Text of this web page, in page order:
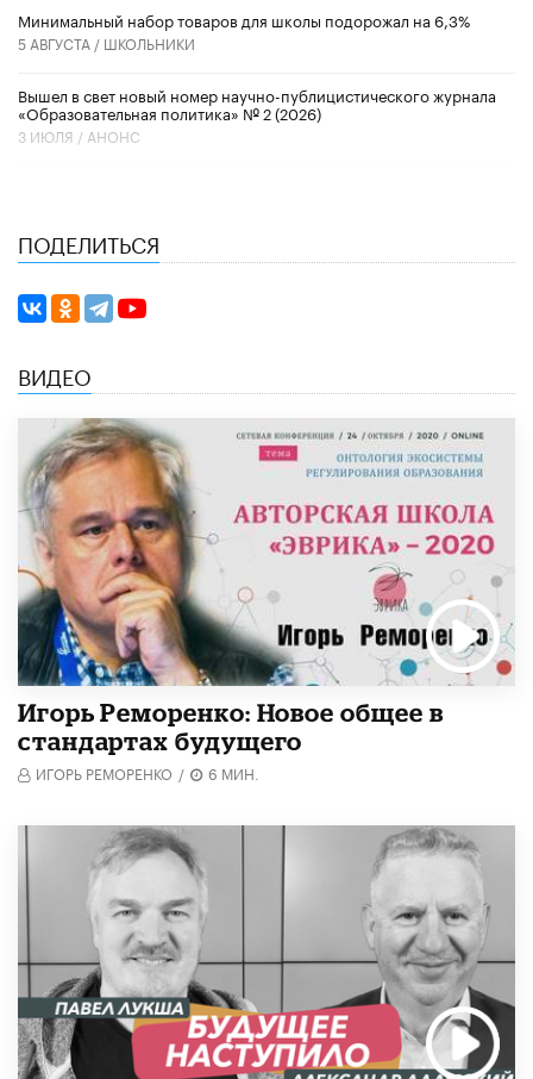
Минимальный набор товаров для школы подорожал на 6,3%
5 АВГУСТА / ШКОЛЬНИКИ
Вышел в свет новый номер научно-публицистического журнала
«Образовательная политика» № 2 (2026)
3 ИЮЛЯ / АНОНС
ПОДЕЛИТЬСЯ
ВИДЕО
Игорь Реморенко: Новое общее в
стандартах будущего
ИГОРЬ РЕМОРЕНКО / 6 МИН.